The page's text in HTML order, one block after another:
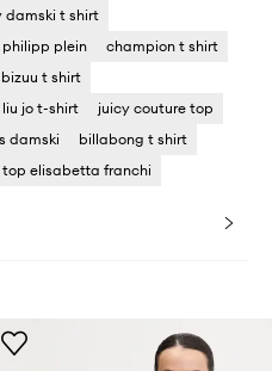
damski t shirt
plein
champion t shirt
bizuu t shirt
liu jo t-shirt
juicy couture top
damski
billabong t shirt
top elisabetta franchi